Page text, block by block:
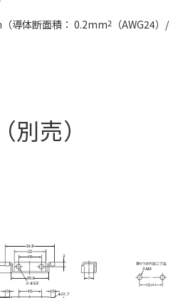
導体断面積： 0.2mm2
（AWG24）/
売）